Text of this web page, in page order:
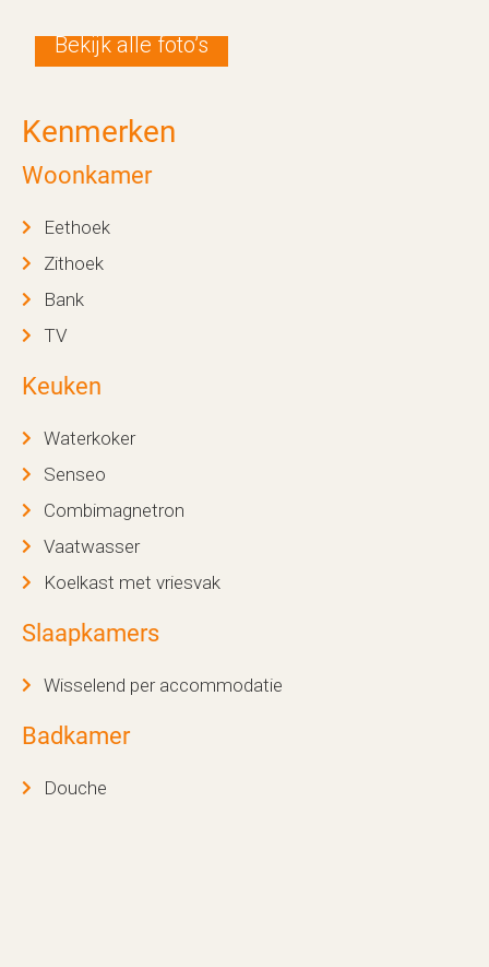
Bekijk alle foto’s
Kenmerken
Woonkamer
Eethoek
Zithoek
Bank
TV
Keuken
Waterkoker
Senseo
Combimagnetron
Vaatwasser
Koelkast met vriesvak
Slaapkamers
Wisselend per accommodatie
Badkamer
Douche